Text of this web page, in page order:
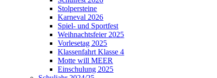
Stolpersteine
Karneval 2026
Spiel- und Sportfest
Weihnachtsfeier 2025
Vorlesetag 2025
Klassenfahrt Klasse 4
Motte will MEER
Einschulung 2025